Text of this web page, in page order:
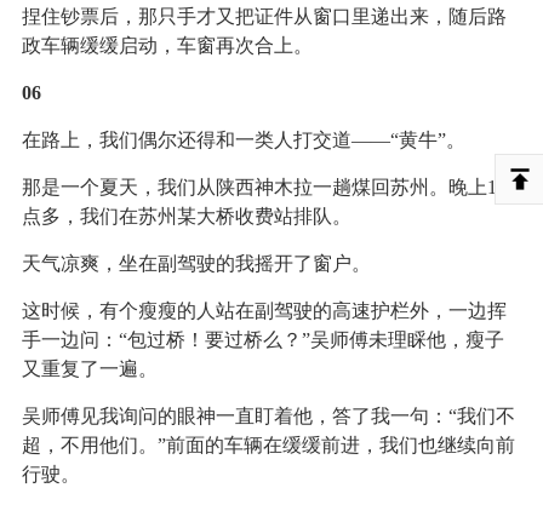
捏住钞票后，那只手才又把证件从窗口里递出来，随后路
政车辆缓缓启动，车窗再次合上。
06
在路上，我们偶尔还得和一类人打交道——“黄牛”。
那是一个夏天，我们从陕西神木拉一趟煤回苏州。晚上11
点多，我们在苏州某大桥收费站排队。
天气凉爽，坐在副驾驶的我摇开了窗户。
这时候，有个瘦瘦的人站在副驾驶的高速护栏外，一边挥
手一边问：“包过桥！要过桥么？”吴师傅未理睬他，瘦子
又重复了一遍。
吴师傅见我询问的眼神一直盯着他，答了我一句：“我们不
超，不用他们。”前面的车辆在缓缓前进，我们也继续向前
行驶。